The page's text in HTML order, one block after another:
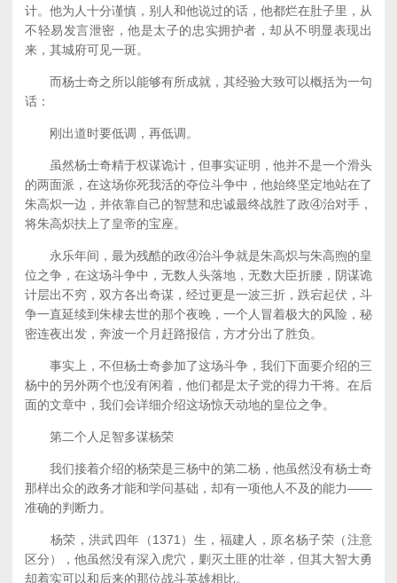
计。他为人十分谨慎，别人和他说过的话，他都烂在肚子里，从
不轻易发言泄密，他是太子的忠实拥护者，却从不明显表现出
来，其城府可见一斑。
而杨士奇之所以能够有所成就，其经验大致可以概括为一句
话：
刚出道时要低调，再低调。
虽然杨士奇精于权谋诡计，但事实证明，他并不是一个滑头
的两面派，在这场你死我活的夺位斗争中，他始终坚定地站在了
朱高炽一边，并依靠自己的智慧和忠诚最终战胜了政④治对手，
将朱高炽扶上了皇帝的宝座。
永乐年间，最为残酷的政④治斗争就是朱高炽与朱高煦的皇
位之争，在这场斗争中，无数人头落地，无数大臣折腰，阴谋诡
计层出不穷，双方各出奇谋，经过更是一波三折，跌宕起伏，斗
争一直延续到朱棣去世的那个夜晚，一个人冒着极大的风险，秘
密连夜出发，奔波一个月赶路报信，方才分出了胜负。
事实上，不但杨士奇参加了这场斗争，我们下面要介绍的三
杨中的另外两个也没有闲着，他们都是太子党的得力干将。在后
面的文章中，我们会详细介绍这场惊天动地的皇位之争。
第二个人足智多谋杨荣
我们接着介绍的杨荣是三杨中的第二杨，他虽然没有杨士奇
那样出众的政务才能和学问基础，却有一项他人不及的能力——
准确的判断力。
杨荣，洪武四年（1371）生，福建人，原名杨子荣（注意
区分），他虽然没有深入虎穴，剿灭土匪的壮举，但其大智大勇
却着实可以和后来的那位战斗英雄相比。